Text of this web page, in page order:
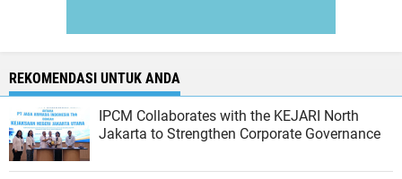
REKOMENDASI UNTUK ANDA
IPCM Collaborates with the KEJARI North
Jakarta to Strengthen Corporate Governance